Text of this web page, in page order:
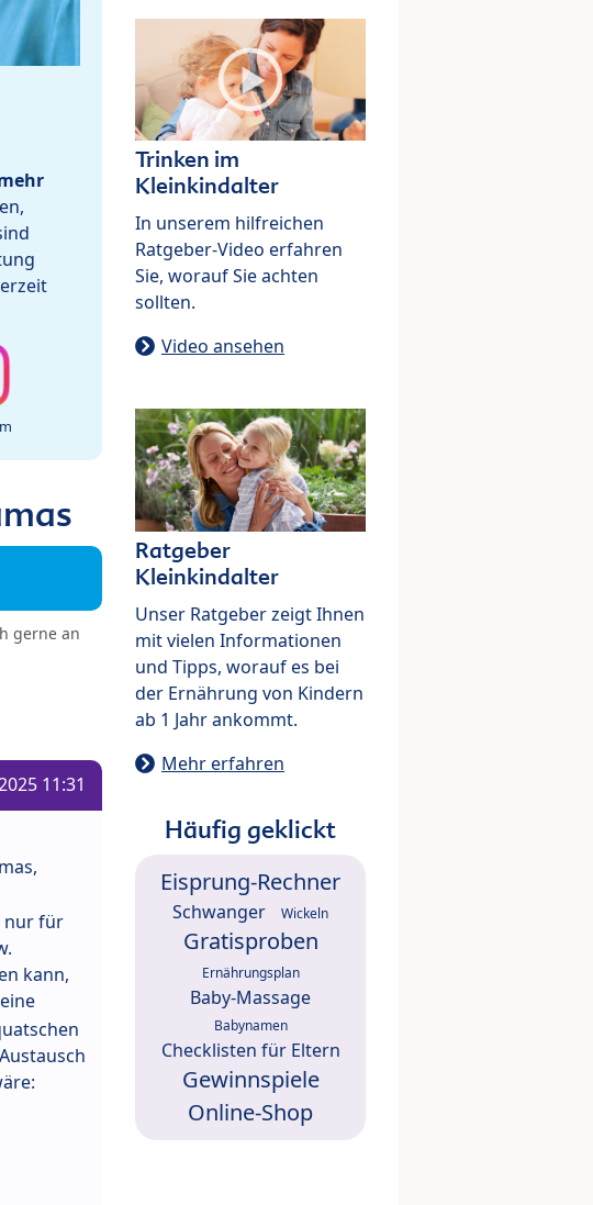
gerne an
11:31
nur für
kann,
Trinken im
Kleinkindalter
In unserem hilfreichen
Ratgeber-Video erfahren
Sie, worauf Sie achten
sollten.
Video ansehen
Ratgeber
Kleinkindalter
Unser Ratgeber zeigt Ihnen
mit vielen Informationen
und Tipps, worauf es bei
der Ernährung von Kindern
ab 1 Jahr ankommt.
Mehr erfahren
Häufig geklickt
Eisprung-Rechner
Schwanger Wickeln
Gratisproben
Ernährungsplan
Baby-Massage
Babynamen
Checklisten für Eltern
Gewinnspiele
Online-Shop